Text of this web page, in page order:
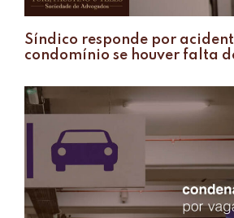
Síndico responde por
condomínio se houver falta